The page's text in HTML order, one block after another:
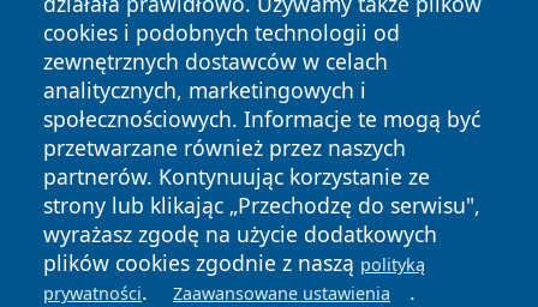
badaniem gleby– jeśli po przekopaniu niewielkiej
powierzchni trawnika (np. 30×30 cm) znajdziesz
więcej niż 5–7 larw, można mówić o przekroczeniu
progu szkodliwości.
widoczne objawy uszkodzenia darni– suche,
wyłysiałe place trawnika, które łatwo dają się oderwać,
to znak, że larwy intensywnie żerują na korzeniach.
Warto wtedy rozważyć oprysk, ale tylko miejscowy,
nie na cały trawnik.
cookies i podobnych technologii od
zewnętrznych dostawców w celach
analitycznych, marketingowych i
społecznościowych. Informacje te mogą być
przetwarzane również przez naszych
partnerów. Kontynuując korzystanie ze
strony lub klikając „Przechodzę do serwisu",
wyrażasz zgodę na użycie dodatkowych
plików cookies zgodnie z naszą polityką
prywatności. Zaawansowane ustawienia .